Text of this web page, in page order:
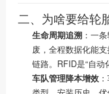
二、为啥要给轮
生命周期追溯 ：一
废，全程数据化能
链路。RFID是“自动
车队管理降本增效